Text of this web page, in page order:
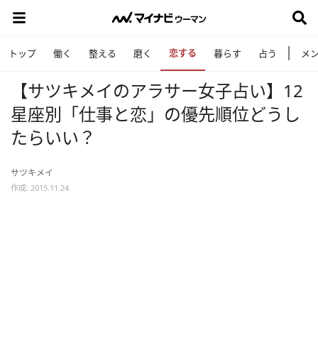
トップ 働く 整える 磨く 恋する 暮らす 占う メ
【サツキメイのアラサー女子占い】12
星座別「仕事と恋」の優先順位どうし
たらいい？
サツキメイ
作成: 2015.11.24